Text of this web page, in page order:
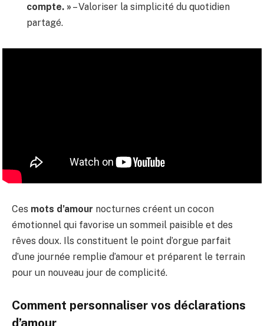
compte. » – Valoriser la simplicité du quotidien
partagé.
Ces mots d’amour nocturnes créent un cocon
émotionnel qui favorise un sommeil paisible et des
rêves doux. Ils constituent le point d’orgue parfait
d’une journée remplie d’amour et préparent le terrain
pour un nouveau jour de complicité.
Comment personnaliser vos déclarations